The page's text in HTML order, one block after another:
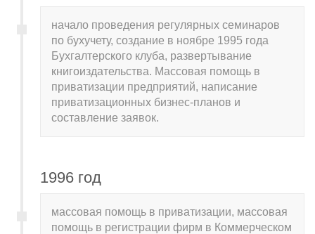
начало проведения регулярных семинаров
по бухучету, создание в ноябре 1995 года
Бухгалтерского клуба, развертывание
книгоиздательства. Массовая помощь в
приватизации предприятий, написание
приватизационных бизнес-планов и
составление заявок.
1996 год
массовая помощь в приватизации, массовая
помощь в регистрации фирм в Коммерческом